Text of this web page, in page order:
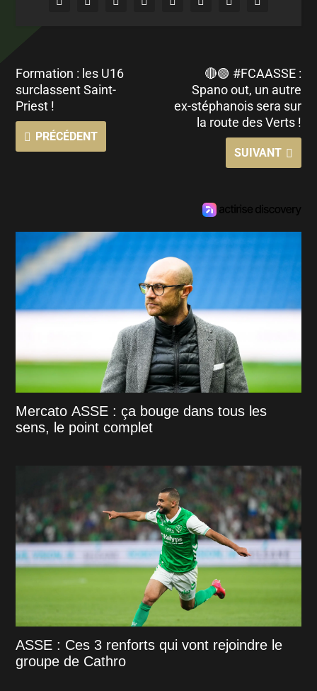
Formation : les U16
surclassent Saint-
Priest !
PRÉCÉDENT
🔴🟢 #FCAASSE :
Spano out, un autre
ex-stéphanois sera sur
la route des Verts !
SUIVANT
Mercato ASSE : ça bouge dans tous les
sens, le point complet
ASSE : Ces 3 renforts qui vont rejoindre le
groupe de Cathro